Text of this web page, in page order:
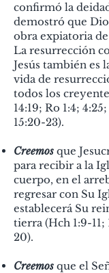
confirmó la
demostró que
obra expiatoria
La resurrección
Jesús también es
vida de
todos los
14:19; Ro 1:4;
15:20-23).
Creemos que
para recibir a la
cuerpo, en el
regresar con Su
establecerá Su
tierra (Hch 1:9-11;
20).
Creemos que el